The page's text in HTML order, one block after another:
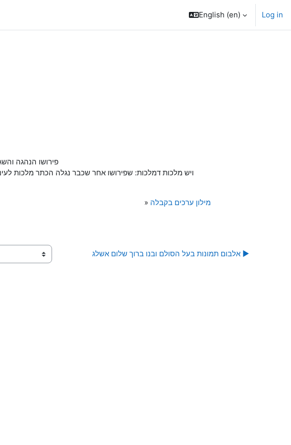
English ‎(en)‎ Log in
פירושו הנהגה
ויש מלכות דמלכות: שפירושו אחר שכבר נגלה הכתר מלכות
» מילון ערכים בקבלה
אלבום תמונות בעל הסולם ובנו ברוך שלום אשלג ▶︎